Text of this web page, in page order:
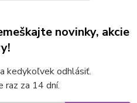
novinky, akcie
kedykoľvek odhlásiť.
raz za 14 dní.